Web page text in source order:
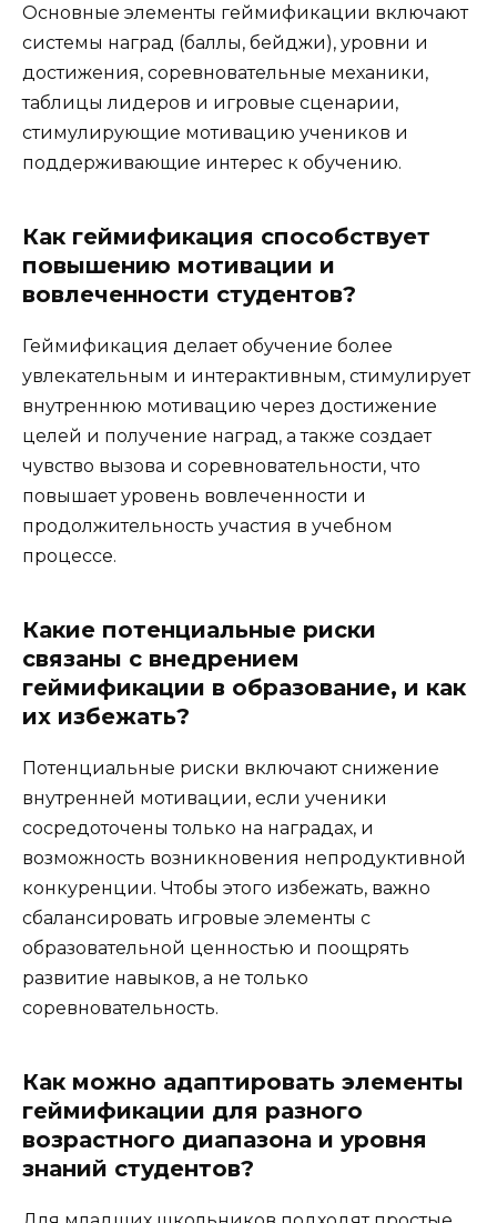
Основные элементы геймификации включают
системы наград (баллы, бейджи), уровни и
достижения, соревновательные механики,
таблицы лидеров и игровые сценарии,
стимулирующие мотивацию учеников и
поддерживающие интерес к обучению.
Как геймификация способствует
повышению мотивации и
вовлеченности студентов?
Геймификация делает обучение более
увлекательным и интерактивным, стимулирует
внутреннюю мотивацию через достижение
целей и получение наград, а также создает
чувство вызова и соревновательности, что
повышает уровень вовлеченности и
продолжительность участия в учебном
процессе.
Какие потенциальные риски
связаны с внедрением
геймификации в образование, и как
их избежать?
Потенциальные риски включают снижение
внутренней мотивации, если ученики
сосредоточены только на наградах, и
возможность возникновения непродуктивной
конкуренции. Чтобы этого избежать, важно
сбалансировать игровые элементы с
образовательной ценностью и поощрять
развитие навыков, а не только
соревновательность.
Как можно адаптировать элементы
геймификации для разного
возрастного диапазона и уровня
знаний студентов?